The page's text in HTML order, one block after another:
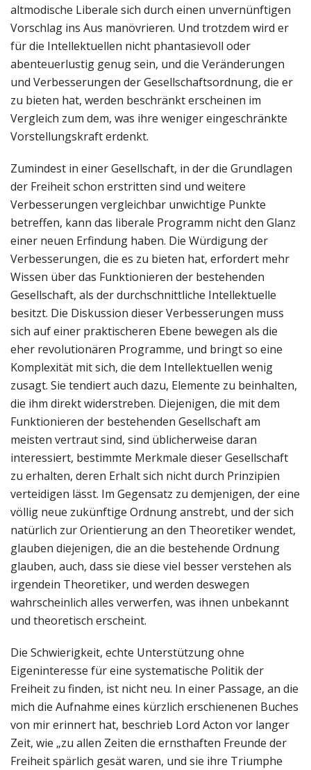
altmodische Liberale sich durch einen unvernünftigen
Vorschlag ins Aus manövrieren. Und trotzdem wird er
für die Intellektuellen nicht phantasievoll oder
abenteuerlustig genug sein, und die Veränderungen
und Verbesserungen der Gesellschaftsordnung, die er
zu bieten hat, werden beschränkt erscheinen im
Vergleich zum dem, was ihre weniger eingeschränkte
Vorstellungskraft erdenkt.
Zumindest in einer Gesellschaft, in der die Grundlagen
der Freiheit schon erstritten sind und weitere
Verbesserungen vergleichbar unwichtige Punkte
betreffen, kann das liberale Programm nicht den Glanz
einer neuen Erfindung haben. Die Würdigung der
Verbesserungen, die es zu bieten hat, erfordert mehr
Wissen über das Funktionieren der bestehenden
Gesellschaft, als der durchschnittliche Intellektuelle
besitzt. Die Diskussion dieser Verbesserungen muss
sich auf einer praktischeren Ebene bewegen als die
eher revolutionären Programme, und bringt so eine
Komplexität mit sich, die dem Intellektuellen wenig
zusagt. Sie tendiert auch dazu, Elemente zu beinhalten,
die ihm direkt widerstreben. Diejenigen, die mit dem
Funktionieren der bestehenden Gesellschaft am
meisten vertraut sind, sind üblicherweise daran
interessiert, bestimmte Merkmale dieser Gesellschaft
zu erhalten, deren Erhalt sich nicht durch Prinzipien
verteidigen lässt. Im Gegensatz zu demjenigen, der eine
völlig neue zukünftige Ordnung anstrebt, und der sich
natürlich zur Orientierung an den Theoretiker wendet,
glauben diejenigen, die an die bestehende Ordnung
glauben, auch, dass sie diese viel besser verstehen als
irgendein Theoretiker, und werden deswegen
wahrscheinlich alles verwerfen, was ihnen unbekannt
und theoretisch erscheint.
Die Schwierigkeit, echte Unterstützung ohne
Eigeninteresse für eine systematische Politik der
Freiheit zu finden, ist nicht neu. In einer Passage, an die
mich die Aufnahme eines kürzlich erschienenen Buches
von mir erinnert hat, beschrieb Lord Acton vor langer
Zeit, wie „zu allen Zeiten die ernsthaften Freunde der
Freiheit spärlich gesät waren, und sie ihre Triumphe